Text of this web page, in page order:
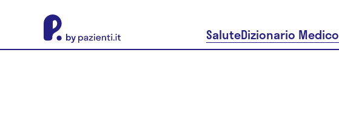
SaluteDizionario Medico